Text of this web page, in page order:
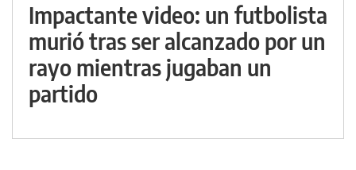
Impactante video: un futbolista
murió tras ser alcanzado por un
rayo mientras jugaban un
partido